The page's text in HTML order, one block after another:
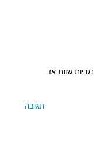
צלעות נגדיות שוות אז
תגובה